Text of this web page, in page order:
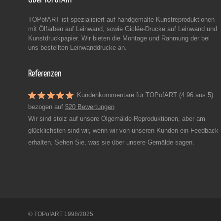
TOPofART ist spezialisiert auf handgemalte Kunstreproduktionen
mit Ölfarben auf Leinwand, sowie Giclée-Drucke auf Leinwand und
Kunstdruckpapier. Wir bieten die Montage und Rahmung der bei
uns bestellten Leinwanddrucke an.
Referenzen
Kundenkommentare für TOPofART (4.96 aus 5)
bezogen auf 520 Bewertungen
Wir sind stolz auf unsere Ölgemälde-Reproduktionen, aber am
glücklichsten sind wir, wenn wir von unseren Kunden ein Feedback
erhalten. Sehen Sie, was sie über unsere Gemälde sagen.
© TOPofART 1998/2025